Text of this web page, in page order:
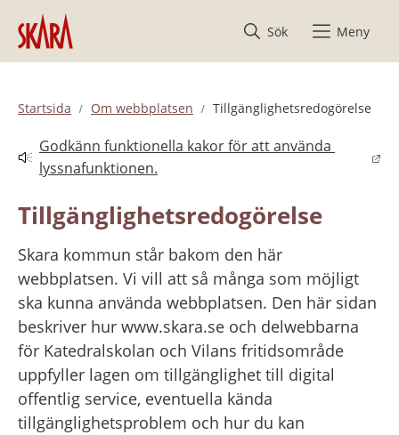
Hoppa till innehåll
Sök
Meny
Startsida Om webbplatsen Tillgänglighetsredogörelse
Godkänn funktionella kakor för att använda
lyssnafunktionen.
Länk till annan webbplats.
Tillgänglighetsredogörelse
Skara kommun står bakom den här
webbplatsen. Vi vill att så många som möjligt
ska kunna använda webbplatsen. Den här sidan
beskriver hur www.skara.se och delwebbarna
för Katedralskolan och Vilans fritidsområde
uppfyller lagen om tillgänglighet till digital
offentlig service, eventuella kända
tillgänglighetsproblem och hur du kan